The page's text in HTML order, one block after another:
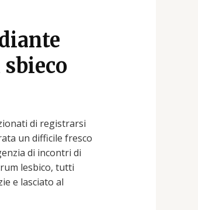
di registrarsi
un difficile fresco
di incontri di
lesbico, tutti
e lasciato al